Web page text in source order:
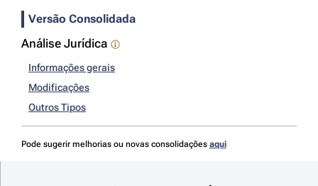
Versão Consolidada
Análise Jurídica
Informações gerais
Modificações
Outros Tipos
Pode sugerir melhorias ou novas consolidações aqui